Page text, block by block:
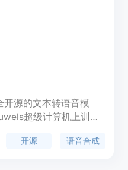
源的文本转语音模
超级计算机上训
、Cog和Docker。
开源 语音合成